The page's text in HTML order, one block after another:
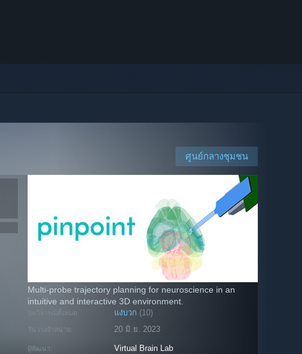
ศูนย์กลางชุมชน
Multi-probe trajectory planning for neuroscience in an
intuitive and interactive 3D environment.
บทวิจารณ์ทั้งหมด: แง่บวก (10)
วันวางจำหน่าย: 20 มิ.ย. 2023
ผู้พัฒนา: Virtual Brain Lab